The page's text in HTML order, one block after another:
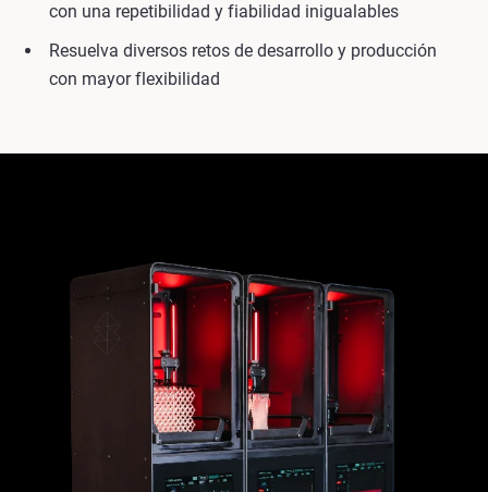
con una repetibilidad y fiabilidad inigualables
Resuelva diversos retos de desarrollo y producción
con mayor flexibilidad